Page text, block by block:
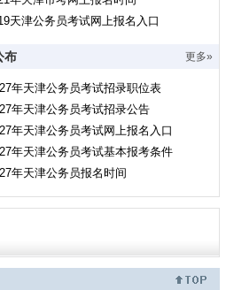
天津公务员考试网上报名入口
布 更多»
年天津公务员考试招录职位表
年天津公务员考试招录公告
年天津公务员考试网上报名入口
年天津公务员考试基本报考条件
年天津公务员报名时间